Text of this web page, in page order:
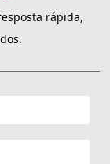
rápida,